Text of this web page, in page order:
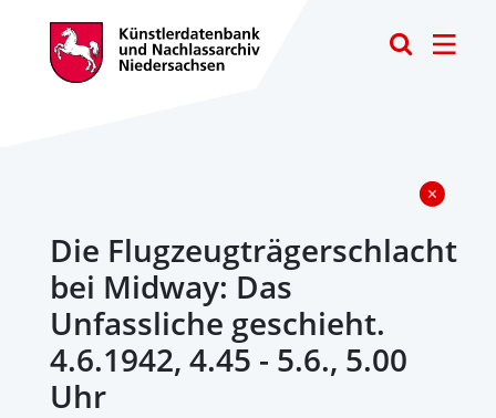
Die Flugzeugträgerschlacht
bei Midway: Das
Unfassliche geschieht.
4.6.1942, 4.45 - 5.6., 5.00
Uhr